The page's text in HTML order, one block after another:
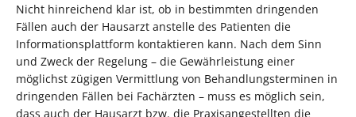
Nicht hinreichend klar ist, ob in bestimmten dringenden
Fällen auch der Hausarzt anstelle des Patienten die
Informationsplattform kontaktieren kann. Nach dem Sinn
und Zweck der Regelung – die Gewährleistung einer
möglichst zügigen Vermittlung von Behandlungsterminen in
dringenden Fällen bei Fachärzten – muss es möglich sein,
dass auch der Hausarzt bzw. die Praxisangestellten die